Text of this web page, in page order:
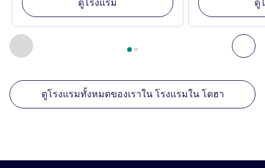
ก่อนหน้า - สถานประกอบการอื่นของเราที่อยู่ใกล้เคียง ถั
หน้า1 , สถานประกอบการอื่นของเราที่อยู่ใกล้เคียง 1 :,
ดูโรงแรม ดู
ดูโรงแรมทั้งหมดของเราใน โรงแรมใน โดฮา